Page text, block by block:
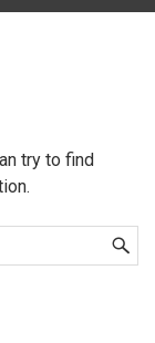
try to find